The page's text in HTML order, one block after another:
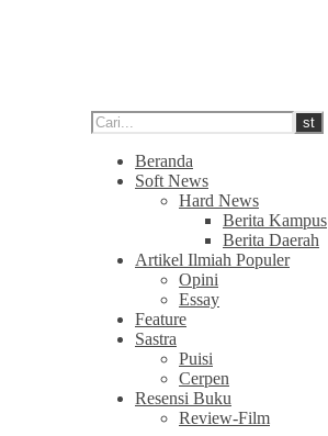
Beranda
Soft News
Hard News
Berita Kampus
Berita Daerah
Artikel Ilmiah Populer
Opini
Essay
Feature
Sastra
Puisi
Cerpen
Resensi Buku
Review-Film